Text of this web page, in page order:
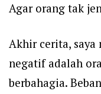
Agar orang tak
Akhir cerita, saya
negatif adalah
berbahagia.